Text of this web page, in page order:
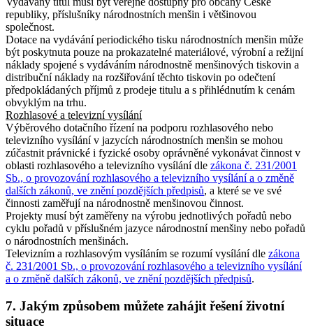
republiky, příslušníky národnostních menšin i většinovou
společnost.
Dotace na vydávání periodického tisku národnostních menšin může
být poskytnuta pouze na prokazatelné materiálové, výrobní a režijní
náklady spojené s vydáváním národnostně menšinových tiskovin a
distribuční náklady na rozšiřování těchto tiskovin po odečtení
předpokládaných příjmů z prodeje titulu a s přihlédnutím k cenám
obvyklým na trhu.
Rozhlasové a televizní vysílání
Výběrového dotačního řízení na podporu rozhlasového nebo
televizního vysílání v jazycích národnostních menšin se mohou
zúčastnit právnické i fyzické osoby oprávněné vykonávat činnost v
oblasti rozhlasového a televizního vysílání dle zákona č. 231/2001
Sb., o provozování rozhlasového a televizního vysílání a o změně
dalších zákonů, ve znění pozdějších předpisů, a které se ve své
činnosti zaměřují na národnostně menšinovou činnost.
Projekty musí být zaměřeny na výrobu jednotlivých pořadů nebo
cyklu pořadů v příslušném jazyce národnostní menšiny nebo pořadů
o národnostních menšinách.
Televizním a rozhlasovým vysíláním se rozumí vysílání dle zákona
č. 231/2001 Sb., o provozování rozhlasového a televizního vysílání
a o změně dalších zákonů, ve znění pozdějších předpisů.
7. Jakým způsobem můžete zahájit řešení životní
situace